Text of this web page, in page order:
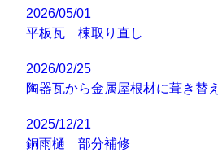
2026/05/01
平板瓦 棟取り直し
2026/02/25
陶器瓦から金属屋根材に葺き替え
2025/12/21
銅雨樋 部分補修